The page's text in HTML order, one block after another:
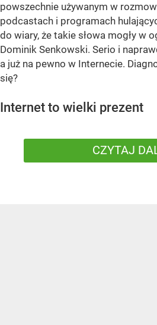
powszechnie używanym w
podcastach i programach
do wiary, że takie słowa mogły w
Dominik Senkowski. Serio i
a już na pewno w Internecie.
się?
Internet to wielki prezent
CZYTAJ